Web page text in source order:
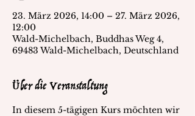
23. März 2026, 14:00 – 27. März 2026,
12:00
Wald-Michelbach, Buddhas Weg 4,
69483 Wald-Michelbach, Deutschland
Über die Veranstaltung
In diesem 5-tägigen Kurs möchten wir